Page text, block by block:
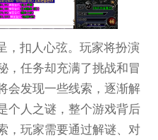
，扣人心弦。玩家将扮演
，任务却充满了挑战和冒
会发现一些线索，逐渐解
个人之谜，整个游戏背后
，玩家需要通过解谜、对